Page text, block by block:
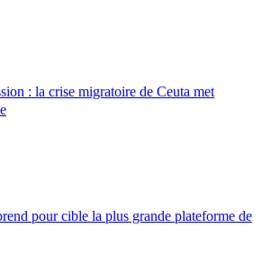
: la crise migratoire de Ceuta met
pour cible la plus grande plateforme de